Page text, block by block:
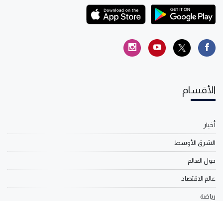
الأقسام
أخبار
الشرق الأوسط
حول العالم
عالم الاقتصاد
رياضة